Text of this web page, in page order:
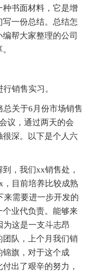
书面材料，它是增
一份总结。总结怎
帮大家整理的公司
销售实习。
关于6月份市场销售
议，通过两天的会
深。以下是个人六
，我们xx销售处，
，目前培养比较成熟
来需要进一步开发的
业代负责。能够来
这是一支斗志昂
队，上个月我们销
旗，对于这个成
出了艰辛的努力，